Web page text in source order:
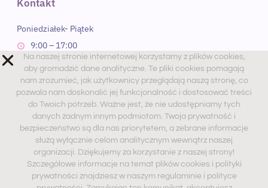
Kontakt
Poniedziałek- Piątek
9:00 – 17:00
Sobota
9:00 – 13:00 PM
Telefon. 534-486-239
Mail. dobry@psychologwnecie.pl
Zaobserwuj nas
Na naszej stronie internetowej korzystamy z plików cookies,
aby gromadzić dane analityczne. Te pliki cookies pomagają
nam zrozumieć, jak użytkownicy przeglądają naszą stronę, co
pozwala nam doskonalić jej funkcjonalność i dostosować treści
do Twoich potrzeb. Ważne jest, że nie udostępniamy tych
danych żadnym innym podmiotom. Twoja prywatność i
bezpieczeństwo są dla nas priorytetem, a zebrane informacje
służą wyłącznie celom analitycznym wewnątrz naszej
organizacji. Dziękujemy za korzystanie z naszej strony!
Szczegółowe informacje na temat plików cookies i polityki
prywatności znajdziesz w naszym regulaminie i polityce
prywatności. Zamykając ten komunikat, akceptujesz
regulamin.